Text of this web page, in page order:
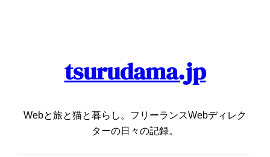
tsurudama.jp
Webと旅と猫と暮らし。フリーランスWebディレク
ターの日々の記録。